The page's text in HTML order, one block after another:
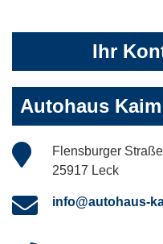
Ihr
Autohaus
Flensburger
25917 Leck
info@autohaus-